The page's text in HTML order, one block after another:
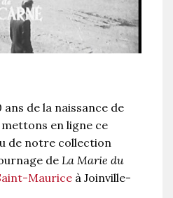
ans de la naissance de
mettons en ligne ce
de notre collection
deLa Marie du
Maurice à Joinville-